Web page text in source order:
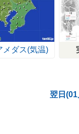
メダス(気温)
翌日